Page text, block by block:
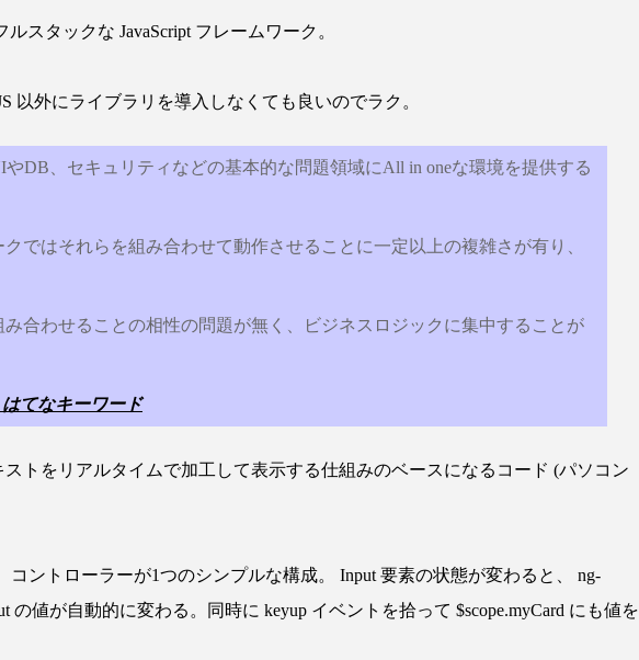
スタックな JavaScript フレームワーク。
以外にライブラリを導入しなくても良いのでラク。
DB、セキュリティなどの基本的な問題領域にAll in oneな環境を提供する
ではそれらを組み合わせて動作させることに一定以上の複雑さが有り、
合わせることの相性の問題が無く、ビジネスロジックに集中することが
てなキーワード
トをリアルタイムで加工して表示する仕組みのベースになるコード (パソコン
コントローラーが1つのシンプルな構成。 Input 要素の状態が変わると、 ng-
の値が自動的に変わる。同時に keyup イベントを拾って $scope.myCard にも値を